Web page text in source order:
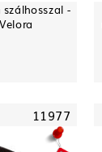
szálhosszal -
11977